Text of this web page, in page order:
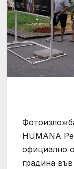
HUMANA
официално
градина